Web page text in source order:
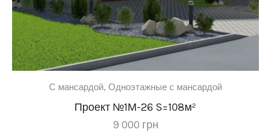
C мансардой, Одноэтажные с мансардой
Проект №1М-26 S=108м²
9 000 грн